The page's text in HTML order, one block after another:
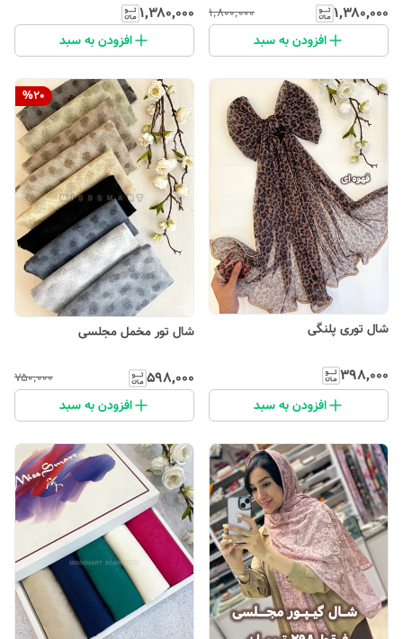
۱٬۳۸۰٬۰۰۰ ۱٬۸۰۰٬۰۰۰
افزودن به سبد
۱٬۳۸۰٬۰۰۰
افزودن به سبد
شال توری پلنگی
۳۹۸٬۰۰۰
افزودن به سبد
%20
شال تور مخمل مجلسی
۵۹۸٬۰۰۰ ۷۵۰٬۰۰۰
افزودن به سبد